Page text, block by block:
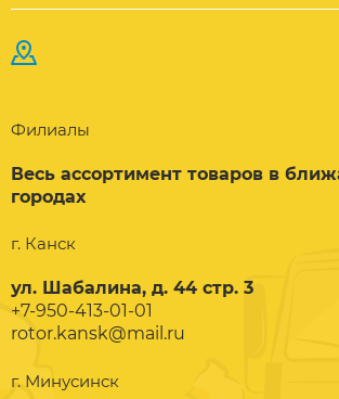
Филиалы
Весь ассортимент товаров в
городах
г. Канск
ул. Шабалина, д. 44 стр. 3
+7-950-413-01-01
rotor.kansk@mail.ru
г. Минусинск